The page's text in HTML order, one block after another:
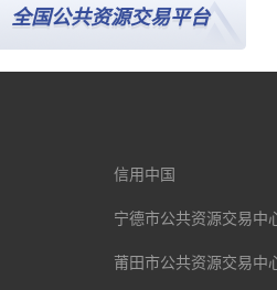
全国公共资源交易平台
信用中国
宁德市公共资源交易中
莆田市公共资源交易中